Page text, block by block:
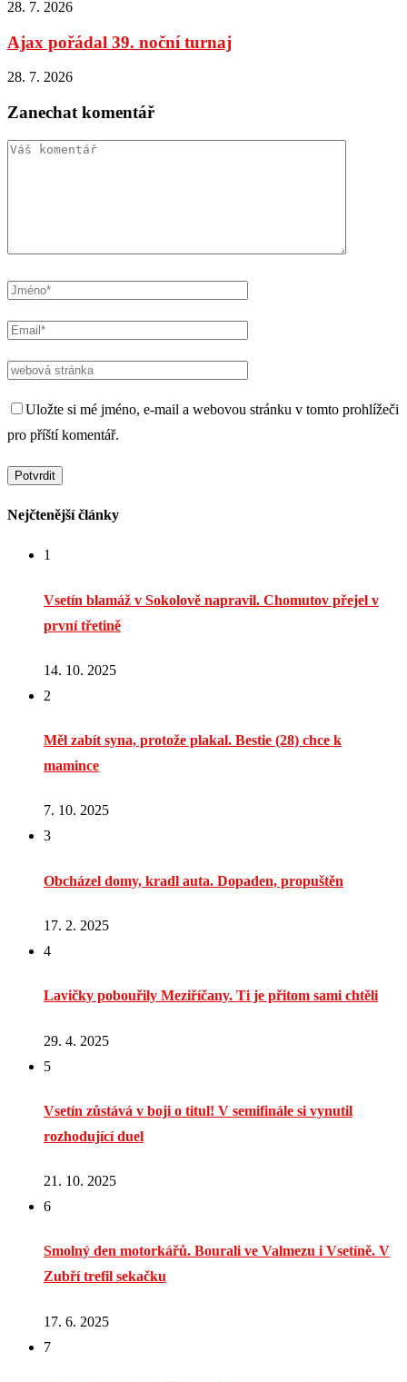
28. 7. 2026
Ajax pořádal 39. noční turnaj
28. 7. 2026
Zanechat komentář
Uložte si mé jméno, e-mail a webovou stránku v tomto prohlížeči
pro příští komentář.
Nejčtenější články
1
Vsetín blamáž v Sokolově napravil. Chomutov přejel v
první třetině
14. 10. 2025
2
Měl zabít syna, protože plakal. Bestie (28) chce k
mamince
7. 10. 2025
3
Obcházel domy, kradl auta. Dopaden, propuštěn
17. 2. 2025
4
Lavičky pobouřily Meziříčany. Ti je přitom sami chtěli
29. 4. 2025
5
Vsetín zůstává v boji o titul! V semifinále si vynutil
rozhodující duel
21. 10. 2025
6
Smolný den motorkářů. Bourali ve Valmezu i Vsetíně. V
Zubří trefil sekačku
17. 6. 2025
7